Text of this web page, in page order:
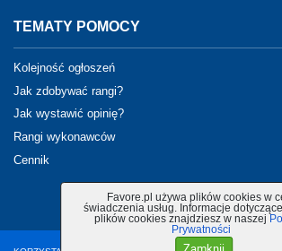
Favore.pl używa plików cookies w
świadczenia usług. Informacje
plików cookies znajdziesz w naszej
Prywatności
TEMATY POMOCY
Kolejność ogłoszeń
Jak zdobywać rangi?
Jak wystawić opinię?
Rangi wykonawców
Cennik